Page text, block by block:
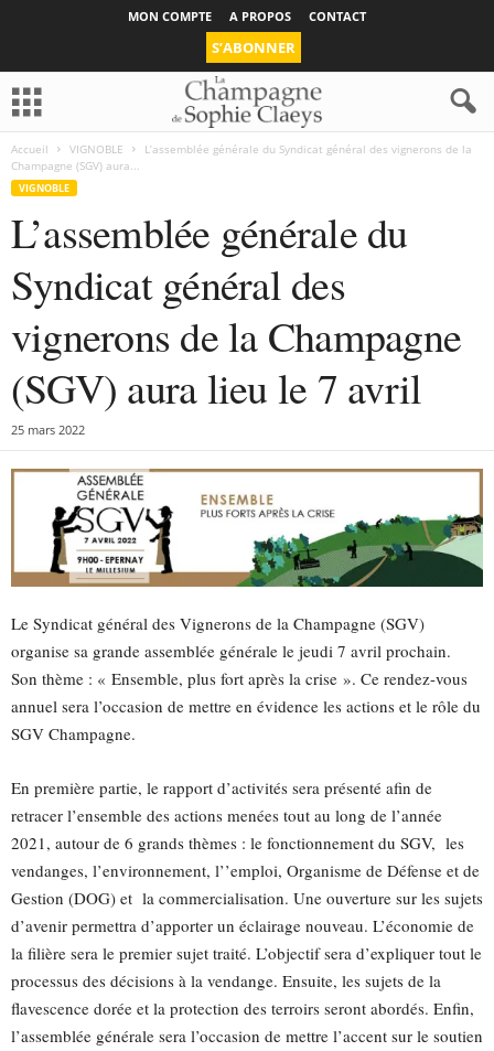
MON COMPTE A PROPOS CONTACT
S’ABONNER
Accueil VIGNOBLE
L’assemblée générale du Syndicat général des vignerons de la
Champagne (SGV) aura...
VIGNOBLE
L’assemblée générale du
Syndicat général des
vignerons de la Champagne
(SGV) aura lieu le 7 avril
25 mars 2022
Le Syndicat général des Vignerons de la Champagne (SGV)
organise sa grande assemblée générale le jeudi 7 avril prochain.
Son thème : « Ensemble, plus fort après la crise ». Ce rendez-vous
annuel sera l’occasion de mettre en évidence les actions et le rôle du
SGV Champagne.
En première partie, le rapport d’activités sera présenté afin de
retracer l’ensemble des actions menées tout au long de l’année
2021, autour de 6 grands thèmes : le fonctionnement du SGV, les
vendanges, l’environnement, l’’emploi, Organisme de Défense et de
Gestion (DOG) et la commercialisation. Une ouverture sur les sujets
d’avenir permettra d’apporter un éclairage nouveau. L’économie de
la filière sera le premier sujet traité. L’objectif sera d’expliquer tout le
processus des décisions à la vendange. Ensuite, les sujets de la
flavescence dorée et la protection des terroirs seront abordés. Enfin,
l’assemblée générale sera l’occasion de mettre l’accent sur le soutien